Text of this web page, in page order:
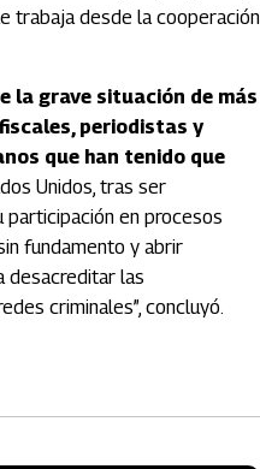
trabaja desde la cooperación
la grave situación de más
periodistas y
que han tenido que
Unidos, tras ser
en procesos
fundamento y abrir
desacreditar las
criminales”, concluyó.